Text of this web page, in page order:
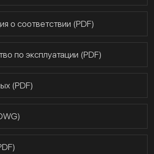
о соответствии (PDF)
по эксплуатации (PDF)
(PDF)